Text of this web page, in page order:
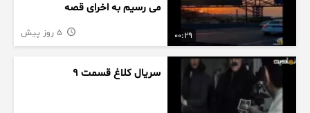
00:29
می رسیم به اخرای قصه
سریال کلاغ قسمت 9